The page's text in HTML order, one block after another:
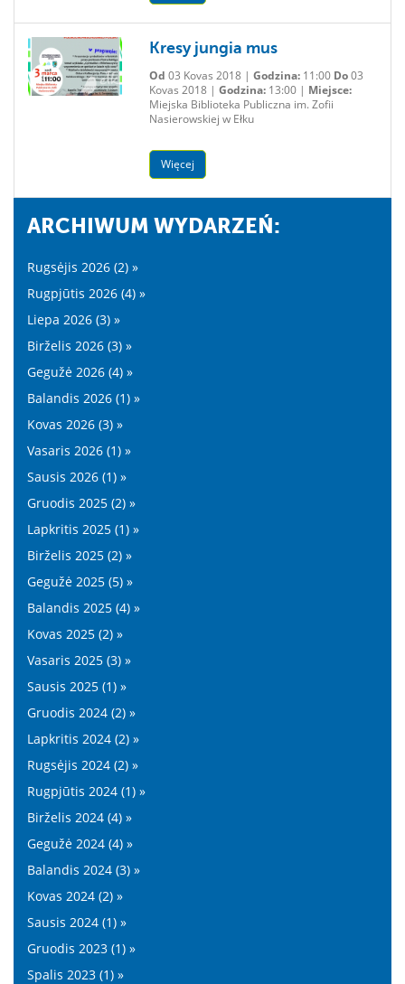
Kresy jungia mus
Od 03 Kovas 2018 | Godzina:11:00 Do03
Kovas 2018 | Godzina:13:00 | Miejsce:
Miejska Biblioteka Publiczna im. Zofii
Nasierowskiej w Ełku
Więcej
ARCHIWUM WYDARZEŃ:
Rugsėjis 2026 (2) »
Rugpjūtis 2026 (4) »
Liepa 2026 (3) »
Birželis 2026 (3) »
Gegužė 2026 (4) »
Balandis 2026 (1) »
Kovas 2026 (3) »
Vasaris 2026 (1) »
Sausis 2026 (1) »
Gruodis 2025 (2) »
Lapkritis 2025 (1) »
Birželis 2025 (2) »
Gegužė 2025 (5) »
Balandis 2025 (4) »
Kovas 2025 (2) »
Vasaris 2025 (3) »
Sausis 2025 (1) »
Gruodis 2024 (2) »
Lapkritis 2024 (2) »
Rugsėjis 2024 (2) »
Rugpjūtis 2024 (1) »
Birželis 2024 (4) »
Gegužė 2024 (4) »
Balandis 2024 (3) »
Kovas 2024 (2) »
Sausis 2024 (1) »
Gruodis 2023 (1) »
Spalis 2023 (1) »